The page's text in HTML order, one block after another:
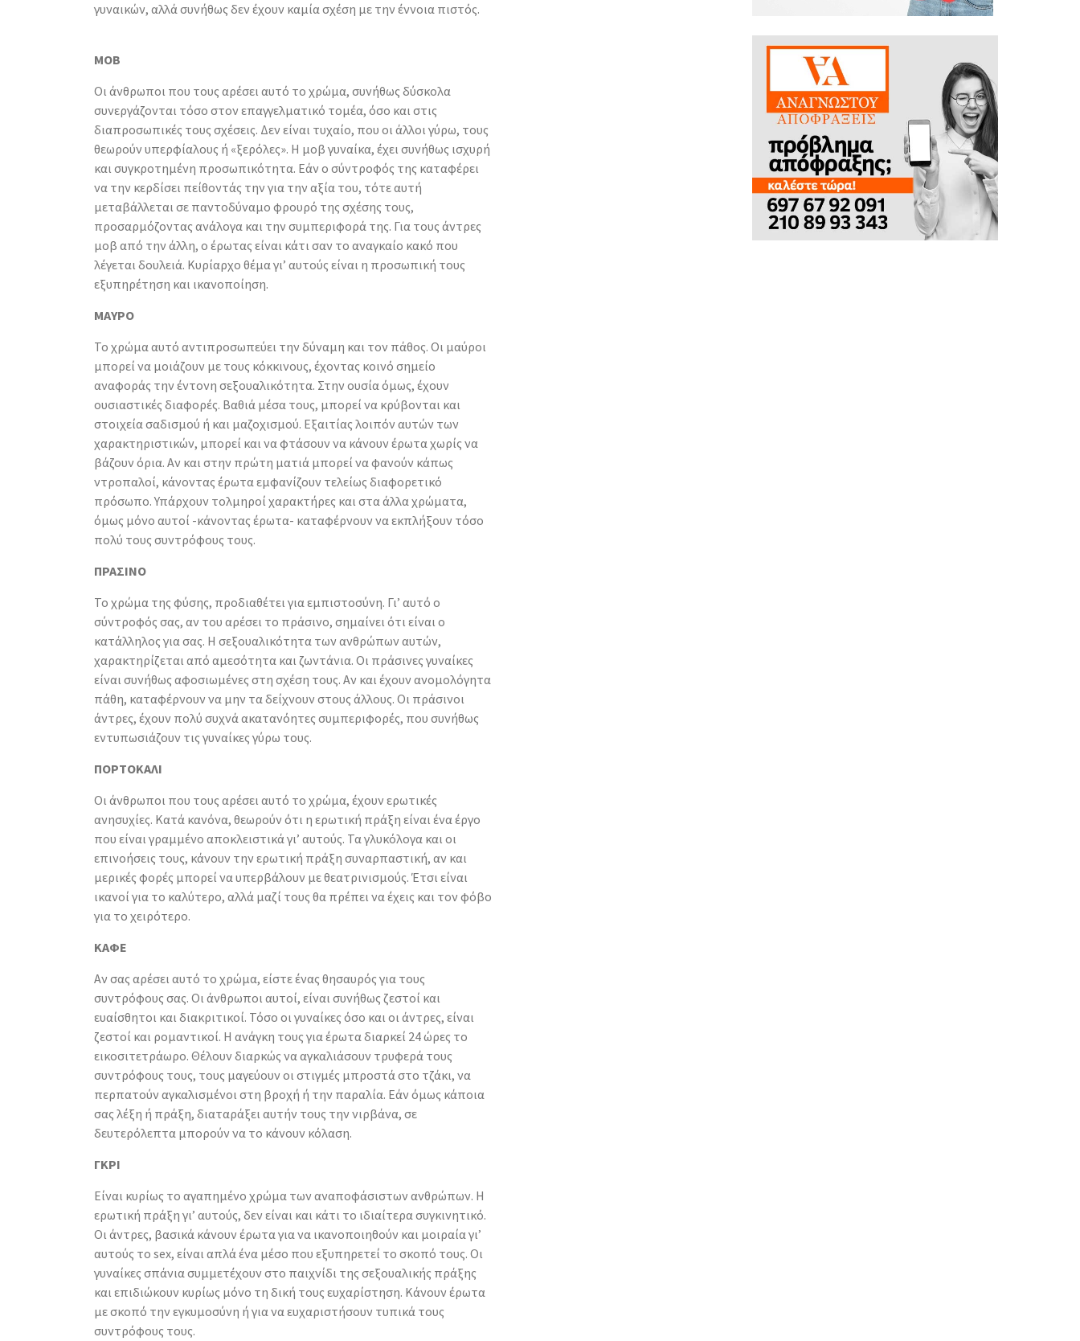
γυναικών, αλλά συνήθως δεν έχουν καμία σχέση με την έννοια πιστός.
ΜΟΒ
Οι άνθρωποι που τους αρέσει αυτό το χρώμα, συνήθως δύσκολα
συνεργάζονται τόσο στον επαγγελματικό τομέα, όσο και στις
διαπροσωπικές τους σχέσεις. Δεν είναι τυχαίο, που οι άλλοι γύρω, τους
θεωρούν υπερφίαλους ή «ξερόλες». Η μοβ γυναίκα, έχει συνήθως ισχυρή
και συγκροτημένη προσωπικότητα. Εάν ο σύντροφός της καταφέρει
να την κερδίσει πείθοντάς την για την αξία του, τότε αυτή
μεταβάλλεται σε παντοδύναμο φρουρό της σχέσης τους,
προσαρμόζοντας ανάλογα και την συμπεριφορά της. Για τους άντρες
μοβ από την άλλη, ο έρωτας είναι κάτι σαν το αναγκαίο κακό που
λέγεται δουλειά. Κυρίαρχο θέμα γι’ αυτούς είναι η προσωπική τους
εξυπηρέτηση και ικανοποίηση.
ΜΑΥΡΟ
Το χρώμα αυτό αντιπροσωπεύει την δύναμη και τον πάθος. Οι μαύροι
μπορεί να μοιάζουν με τους κόκκινους, έχοντας κοινό σημείο
αναφοράς την έντονη σεξουαλικότητα. Στην ουσία όμως, έχουν
ουσιαστικές διαφορές. Βαθιά μέσα τους, μπορεί να κρύβονται και
στοιχεία σαδισμού ή και μαζοχισμού. Εξαιτίας λοιπόν αυτών των
χαρακτηριστικών, μπορεί και να φτάσουν να κάνουν έρωτα χωρίς να
βάζουν όρια. Αν και στην πρώτη ματιά μπορεί να φανούν κάπως
ντροπαλοί, κάνοντας έρωτα εμφανίζουν τελείως διαφορετικό
πρόσωπο. Υπάρχουν τολμηροί χαρακτήρες και στα άλλα χρώματα,
όμως μόνο αυτοί -κάνοντας έρωτα- καταφέρνουν να εκπλήξουν τόσο
πολύ τους συντρόφους τους.
ΠΡΑΣΙΝΟ
Το χρώμα της φύσης, προδιαθέτει για εμπιστοσύνη. Γι’ αυτό ο
σύντροφός σας, αν του αρέσει το πράσινο, σημαίνει ότι είναι ο
κατάλληλος για σας. Η σεξουαλικότητα των ανθρώπων αυτών,
χαρακτηρίζεται από αμεσότητα και ζωντάνια. Οι πράσινες γυναίκες
είναι συνήθως αφοσιωμένες στη σχέση τους. Αν και έχουν ανομολόγητα
πάθη, καταφέρνουν να μην τα δείχνουν στους άλλους. Οι πράσινοι
άντρες, έχουν πολύ συχνά ακατανόητες συμπεριφορές, που συνήθως
εντυπωσιάζουν τις γυναίκες γύρω τους.
ΠΟΡΤΟΚΑΛΙ
Οι άνθρωποι που τους αρέσει αυτό το χρώμα, έχουν ερωτικές
ανησυχίες. Κατά κανόνα, θεωρούν ότι η ερωτική πράξη είναι ένα έργο
που είναι γραμμένο αποκλειστικά γι’ αυτούς. Τα γλυκόλογα και οι
επινοήσεις τους, κάνουν την ερωτική πράξη συναρπαστική, αν και
μερικές φορές μπορεί να υπερβάλουν με θεατρινισμούς. Έτσι είναι
ικανοί για το καλύτερο, αλλά μαζί τους θα πρέπει να έχεις και τον φόβο
για το χειρότερο.
ΚΑΦΕ
Αν σας αρέσει αυτό το χρώμα, είστε ένας θησαυρός για τους
συντρόφους σας. Οι άνθρωποι αυτοί, είναι συνήθως ζεστοί και
ευαίσθητοι και διακριτικοί. Τόσο οι γυναίκες όσο και οι άντρες, είναι
ζεστοί και ρομαντικοί. Η ανάγκη τους για έρωτα διαρκεί 24 ώρες το
εικοσιτετράωρο. Θέλουν διαρκώς να αγκαλιάσουν τρυφερά τους
συντρόφους τους, τους μαγεύουν οι στιγμές μπροστά στο τζάκι, να
περπατούν αγκαλισμένοι στη βροχή ή την παραλία. Εάν όμως κάποια
σας λέξη ή πράξη, διαταράξει αυτήν τους την νιρβάνα, σε
δευτερόλεπτα μπορούν να το κάνουν κόλαση.
ΓΚΡΙ
Είναι κυρίως το αγαπημένο χρώμα των αναποφάσιστων ανθρώπων. Η
ερωτική πράξη γι’ αυτούς, δεν είναι και κάτι το ιδιαίτερα συγκινητικό.
Οι άντρες, βασικά κάνουν έρωτα για να ικανοποιηθούν και μοιραία γι’
αυτούς το sex, είναι απλά ένα μέσο που εξυπηρετεί το σκοπό τους. Οι
γυναίκες σπάνια συμμετέχουν στο παιχνίδι της σεξουαλικής πράξης
και επιδιώκουν κυρίως μόνο τη δική τους ευχαρίστηση. Κάνουν έρωτα
με σκοπό την εγκυμοσύνη ή για να ευχαριστήσουν τυπικά τους
συντρόφους τους.